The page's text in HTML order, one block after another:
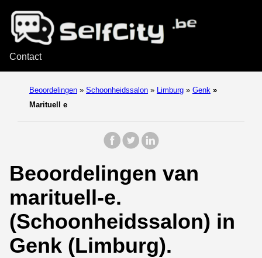
Contact
Beoordelingen » Schoonheidssalon » Limburg » Genk »
Marituell e
Beoordelingen van
marituell-e.
(Schoonheidssalon) in
Genk (Limburg).